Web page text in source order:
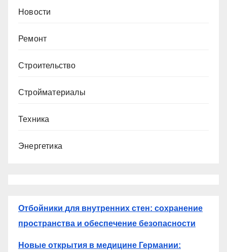
Новости
Ремонт
Строительство
Стройматериалы
Техника
Энергетика
Отбойники для внутренних стен: сохранение
пространства и обеспечение безопасности
Новые открытия в медицине Германии: